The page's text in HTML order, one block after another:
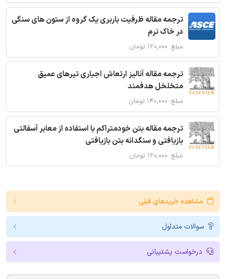
ترجمه مقاله ظرفیت باربری یک گروه از ستون های سنگی
در خاک نرم
مبلغ: ۱۲۰,۰۰۰ تومان
ترجمه مقاله آنالیز ارتعاش اجباری تیرهای عمیق
متخلخل هدفمند
مبلغ: ۱۴۰,۰۰۰ تومان
ترجمه مقاله بتن خودمتراکم با استفاده از معابر آسفالتی
بازیافتی و سنگدانه بتن بازیافتی
مبلغ: ۱۲۰,۰۰۰ تومان
مشاهده خریدهای قبلی
سوالات متداول
درخواست پشتیبانی